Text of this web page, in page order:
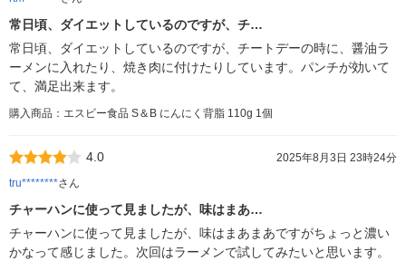
常日頃、ダイエットしているのですが、チ…
常日頃、ダイエットしているのですが、チートデーの時に、醤油ラ
ーメンに入れたり、焼き肉に付けたりしています。パンチが効いて
て、満足出来ます。
購入商品：エスビー食品 S＆B にんにく背脂 110g 1個
4.0
2025年8月3日 23時24分
tru********さん
チャーハンに使って見ましたが、味はまあ…
チャーハンに使って見ましたが、味はまあまあですがちょっと濃い
かなって感じました。次回はラーメンで試してみたいと思います。